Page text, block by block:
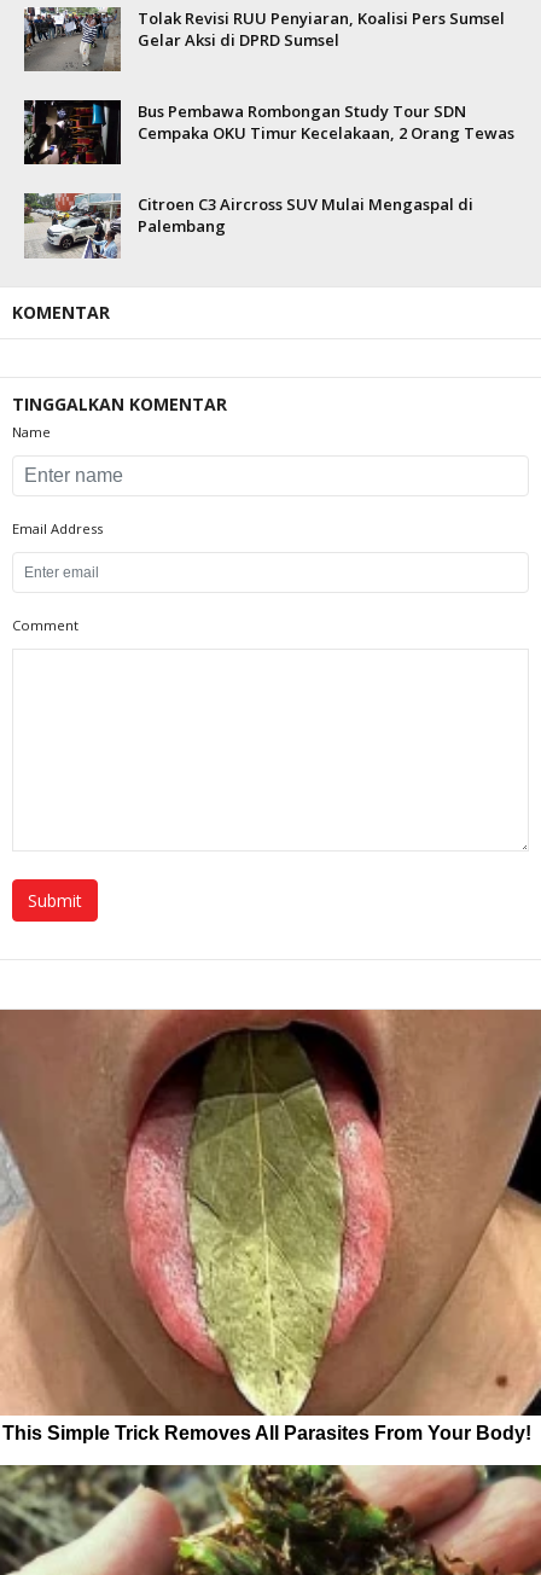
Tolak Revisi RUU Penyiaran, Koalisi Pers Sumsel
Gelar Aksi di DPRD Sumsel
Bus Pembawa Rombongan Study Tour SDN
Cempaka OKU Timur Kecelakaan, 2 Orang Tewas
Citroen C3 Aircross SUV Mulai Mengaspal di
Palembang
KOMENTAR
TINGGALKAN KOMENTAR
Name
Email Address
Comment
This Simple Trick Removes All Parasites From Your Body!